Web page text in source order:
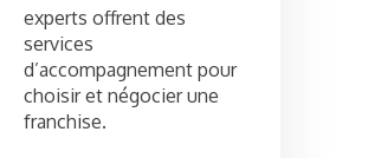
experts offrent des
services
d’accompagnement pour
choisir et négocier une
franchise.